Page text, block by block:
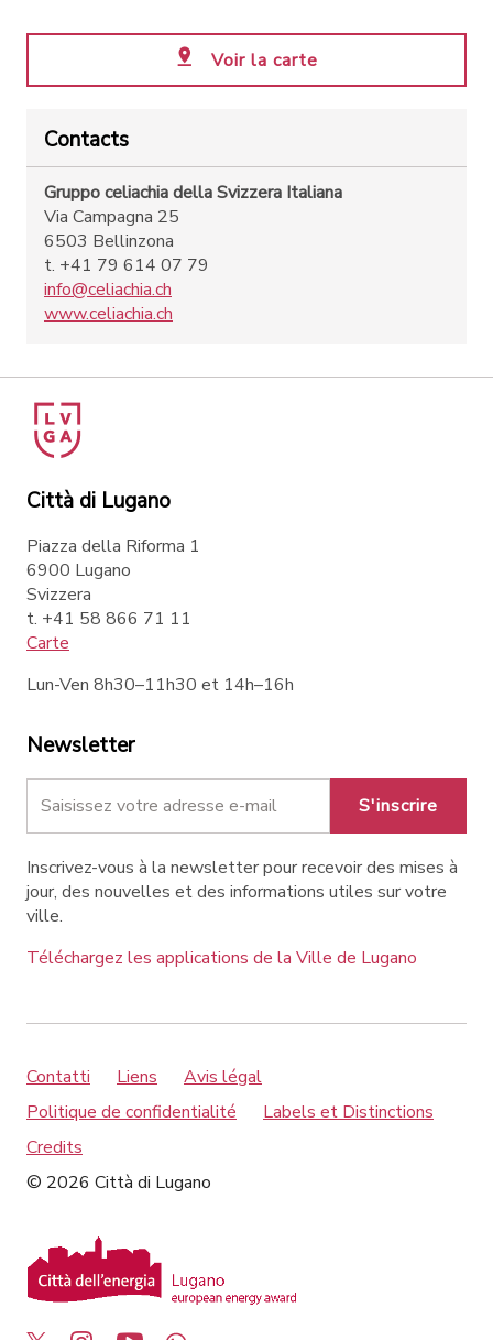
Voir la carte
Contacts
Gruppo celiachia della Svizzera Italiana
Via Campagna 25
6503 Bellinzona
t. +41 79 614 07 79
info@celiachia.ch
www.celiachia.ch
Città di Lugano
Piazza della Riforma 1
6900 Lugano
Svizzera
t. +41 58 866 71 11
Carte
Lun-Ven 8h30–11h30 et 14h–16h
Newsletter
S'inscrire
Inscrivez-vous à la newsletter pour recevoir des mises à
jour, des nouvelles et des informations utiles sur votre
ville.
Téléchargez les applications de la Ville de Lugano
Contatti Liens
Avis légal
Politique de confidentialité
Labels et Distinctions
Credits
© 2026 Città di Lugano